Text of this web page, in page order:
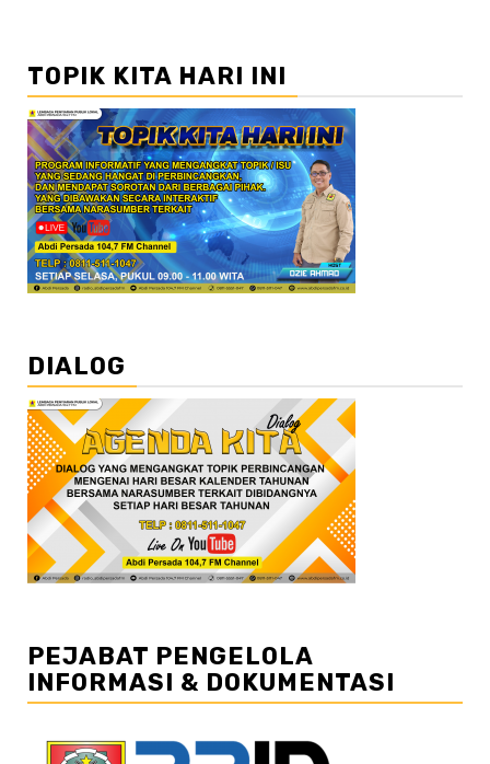
TOPIK KITA HARI INI
DIALOG
PEJABAT PENGELOLA
INFORMASI & DOKUMENTASI